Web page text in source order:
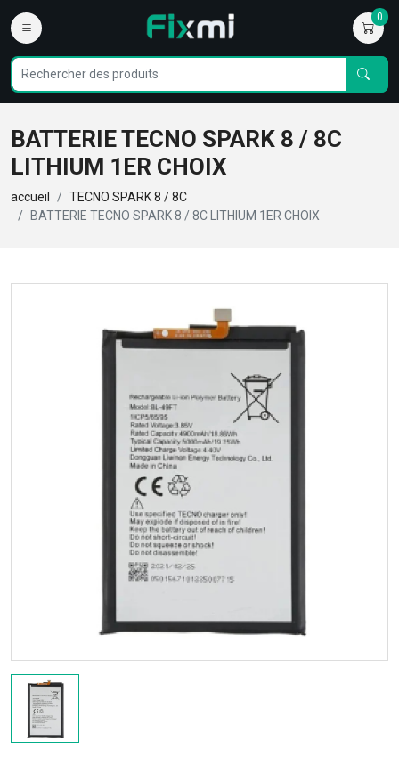
0
BATTERIE TECNO SPARK 8 / 8C
LITHIUM 1ER CHOIX
accueil
TECNO SPARK 8 / 8C
BATTERIE TECNO SPARK 8 / 8C LITHIUM 1ER CHOIX